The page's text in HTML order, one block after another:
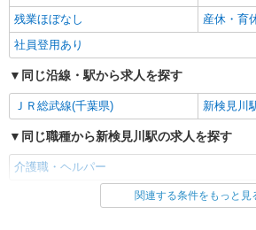
残業ほぼなし
産休・育
社員登用あり
同じ沿線・駅から求人を探す
ＪＲ総武線(千葉県) 新検見川
同じ職種から新検見川駅の求人を探す
介護職・ヘルパー
同じ雇用形態から新検見川駅の求人を探す
関連する条件をもっと見